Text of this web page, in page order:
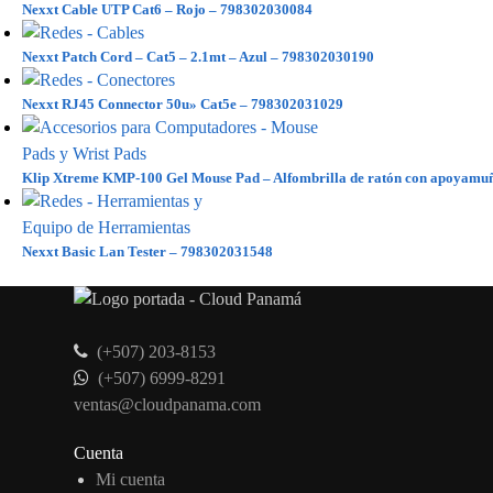
Nexxt Cable UTP Cat6 – Rojo – 798302030084
Nexxt Patch Cord – Cat5 – 2.1mt – Azul – 798302030190
Nexxt RJ45 Connector 50u» Cat5e – 798302031029
Klip Xtreme KMP-100 Gel Mouse Pad – Alfombrilla de ratón con
Nexxt Basic Lan Tester – 798302031548
(+507) 203-8153
(+507) 6999-8291
ventas@cloudpanama.com
Cuenta
Mi cuenta